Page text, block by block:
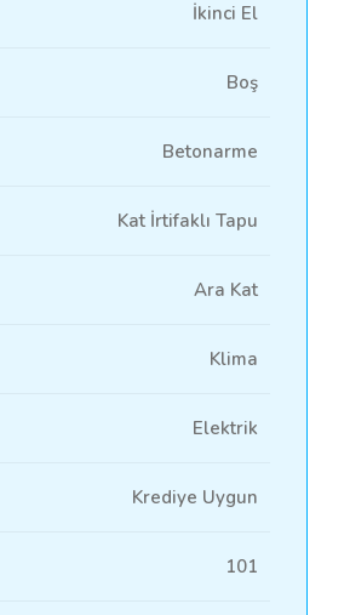
İkinci El
Boş
Betonarme
Kat İrtifaklı Tapu
Ara Kat
Klima
Elektrik
Krediye Uygun
101